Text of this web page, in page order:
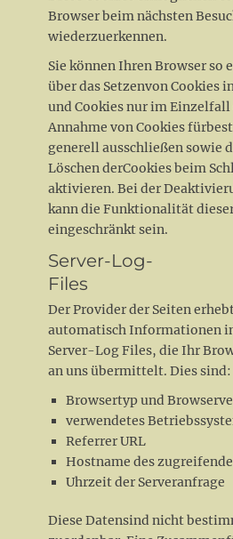
Browser beim nächsten
wiederzuerkennen.
Sie können Ihren Browser so
über das Setzenvon Cookies
und Cookies nur im
Annahme von Cookies
generell ausschließen sowie
Löschen derCookies beim
aktivieren. Bei der
kann die Funktionalität
eingeschränkt sein.
Server-Log-
Files
Der Provider der Seiten
automatisch Informationen
Server-Log Files, die Ihr
an uns übermittelt. Dies sind:
Browsertyp und
verwendetes
Referrer URL
Hostname des
Uhrzeit der Serveranfrage
Diese Datensind nicht